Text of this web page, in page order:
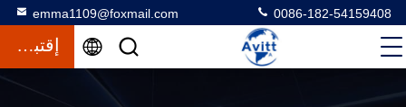
emma1109@foxmail.com 0086-182-54159408
إقتباس